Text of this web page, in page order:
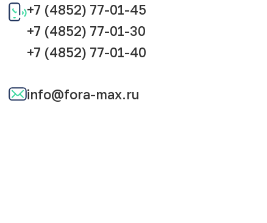
+7 (4852) 77-01-45
+7 (4852) 77-01-30
+7 (4852) 77-01-40
info@fora-max.ru